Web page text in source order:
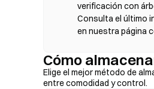
verificación con
Consulta el último
en nuestra página
Cómo
Elige el mejor método de
entre comodidad y control.